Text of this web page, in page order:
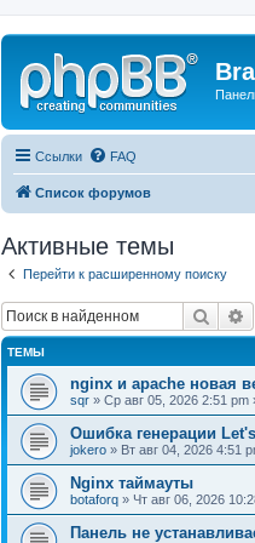
Ссылки FAQ
Список форумов
Активные темы
Перейти к расширенному поиску
Поиск
ТЕМЫ
nginx и apache новая
sqr » Ср авг 05, 2026 2:51
Ошибка генерации
jokero » Вт авг 04, 2026 4:51
Nginx таймауты
botaforq » Чт авг 06, 2026
Панель не